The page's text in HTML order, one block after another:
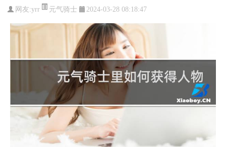
网友:yrr 元气骑士 2024-03-28 08:18:47